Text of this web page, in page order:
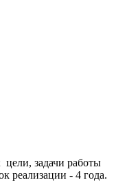
задачи работы
реализации - 4 года.